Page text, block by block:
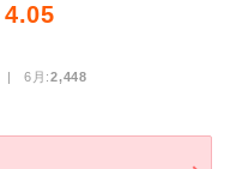
4.05
| 6月:2,448